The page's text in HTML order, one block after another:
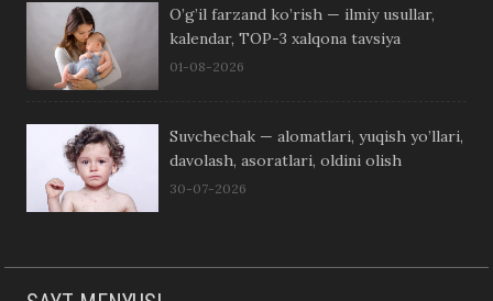
O’g’il farzand ko’rish — ilmiy usullar,
kalendar, TOP-3 xalqona tavsiya
01-08-2026
Suvchechak — alomatlari, yuqish yo’llari,
davolash, asoratlari, oldini olish
30-07-2026